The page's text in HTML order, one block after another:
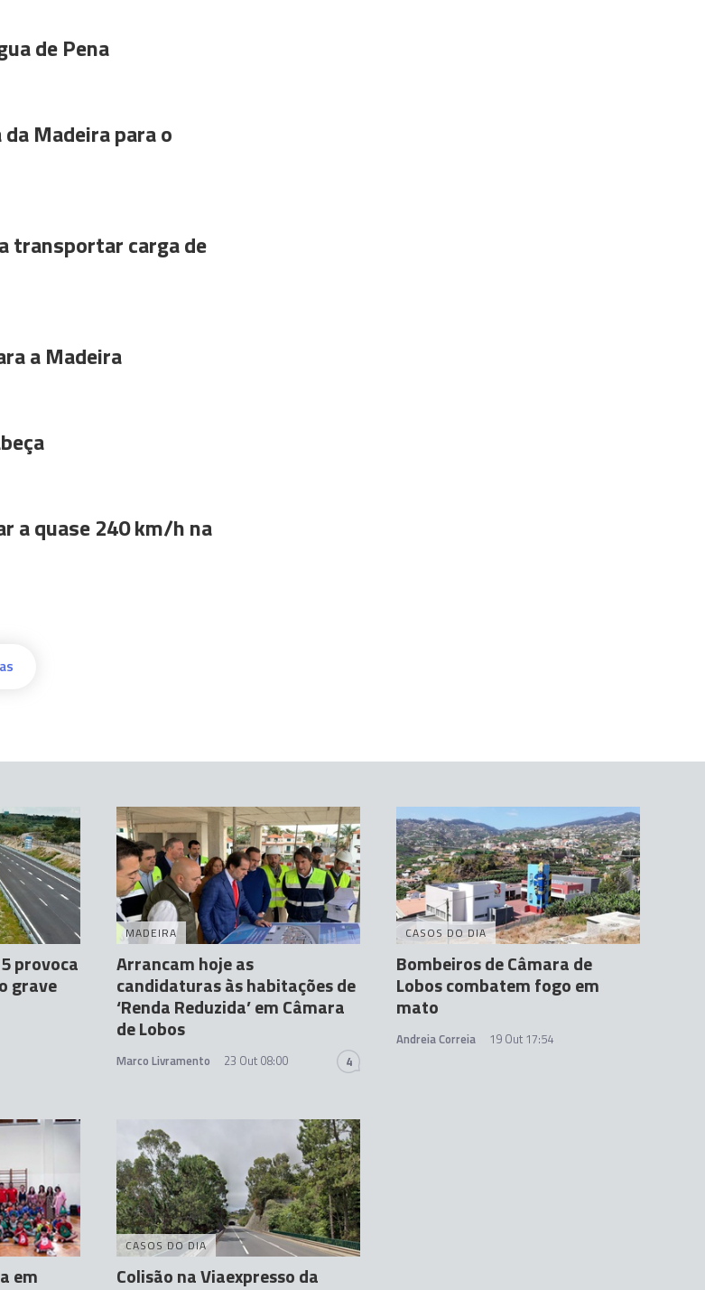
de Pena
Madeira para o
transportar carga de
a Madeira
a quase 240 km/h na
provoca
grave
MADEIRA
Arrancam hoje as
candidaturas às habitações de
‘Renda Reduzida’ em Câmara
de Lobos
Marco Livramento 23 Out 08:00 4
CASOS DO DIA
Bombeiros de Câmara de
Lobos combatem fogo em
mato
Andreia Correia 19 Out 17:54
em
CASOS DO DIA
Colisão na Viaexpresso da